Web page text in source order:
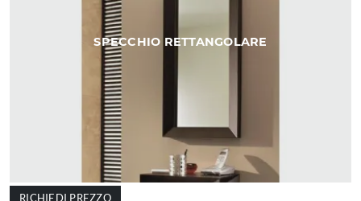
SPECCHIO RETTANGOLARE
RICHIEDI PREZZO